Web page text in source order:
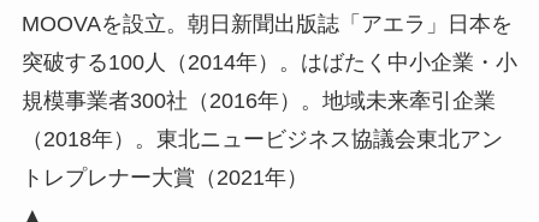
MOOVAを設立。朝日新聞出版誌「アエラ」日本を
突破する100人（2014年）。はばたく中小企業・小
規模事業者300社（2016年）。地域未来牽引企業
（2018年）。東北ニュービジネス協議会東北アン
トレプレナー大賞（2021年）
▲